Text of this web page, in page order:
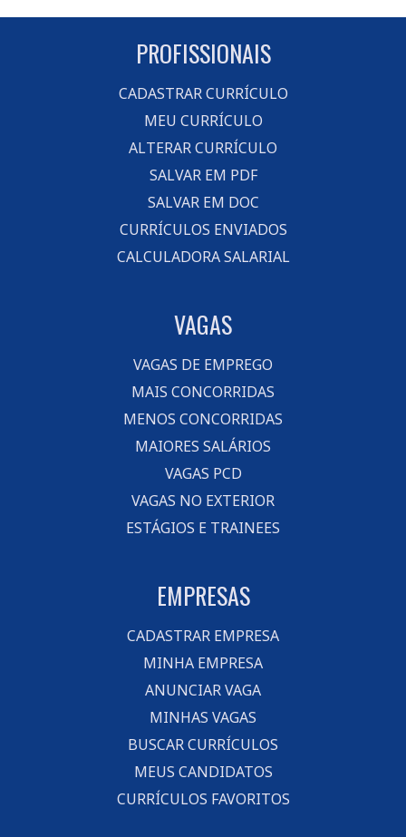
PROFISSIONAIS
CADASTRAR CURRÍCULO
MEU CURRÍCULO
ALTERAR CURRÍCULO
SALVAR EM PDF
SALVAR EM DOC
CURRÍCULOS ENVIADOS
CALCULADORA SALARIAL
VAGAS
VAGAS DE EMPREGO
MAIS CONCORRIDAS
MENOS CONCORRIDAS
MAIORES SALÁRIOS
VAGAS PCD
VAGAS NO EXTERIOR
ESTÁGIOS E TRAINEES
EMPRESAS
CADASTRAR EMPRESA
MINHA EMPRESA
ANUNCIAR VAGA
MINHAS VAGAS
BUSCAR CURRÍCULOS
MEUS CANDIDATOS
CURRÍCULOS FAVORITOS